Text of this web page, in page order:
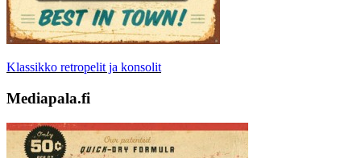
Klassikko retropelit ja konsolit
Mediapala.fi